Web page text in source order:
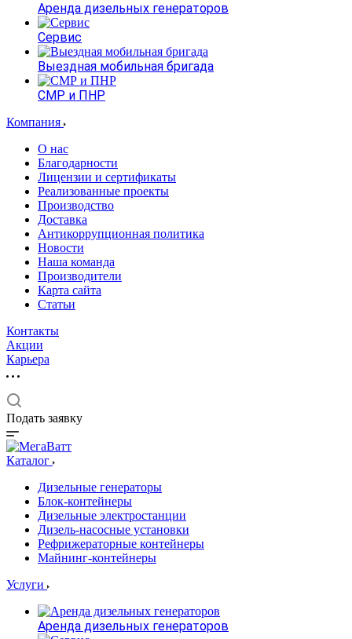
Аренда дизельных генераторов
Сервис
Выездная мобильная бригада
СМР и ПНР
Компания
О нас
Благодарности
Лицензии и сертификаты
Реализованные проекты
Производство
Доставка
Антикоррупционная политика
Новости
Наша команда
Производители
Карта сайта
Статьи
Контакты
Акции
Карьера
Подать заявку
Каталог
Дизельные генераторы
Блок-контейнеры
Дизельные электростанции
Дизель-насосные установки
Рефрижераторные контейнеры
Майнинг-контейнеры
Услуги
Аренда дизельных генераторов